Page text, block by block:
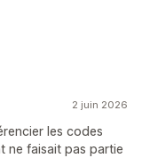
2 juin 2026
les codes
ne faisait pas partie